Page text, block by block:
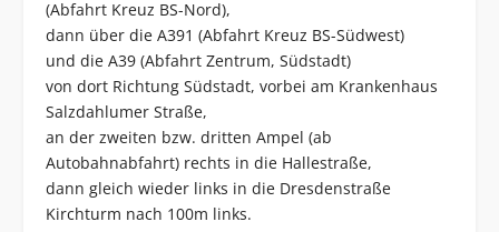
(Abfahrt Kreuz BS-Nord),
dann über die A391 (Abfahrt Kreuz BS-Südwest)
und die A39 (Abfahrt Zentrum, Südstadt)
von dort Richtung Südstadt, vorbei am Krankenhaus
Salzdahlumer Straße,
an der zweiten bzw. dritten Ampel (ab
Autobahnabfahrt) rechts in die Hallestraße,
dann gleich wieder links in die Dresdenstraße
Kirchturm nach 100m links.